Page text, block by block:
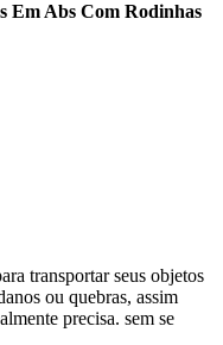
Em Abs Com Rodinhas
transportar seus objetos
ou quebras, assim
precisa. sem se